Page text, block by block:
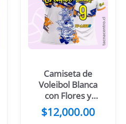
Camiseta de
Voleibol Blanca
con Flores y
Dragón
$12,000.00